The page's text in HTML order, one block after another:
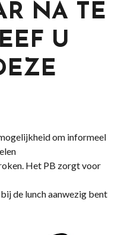
NA TE
U
om informeel
Het PB zorgt voor
de lunch aanwezig bent